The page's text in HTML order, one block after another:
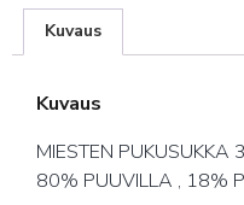
Kuvaus
Kuvaus
MIESTEN PUKUSUKKA
80% PUUVILLA , 18%